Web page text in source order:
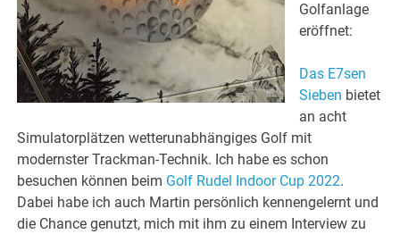
Golfanlage
eröffnet:
Das E7sen
Sieben bietet
an acht
Simulatorplätzen wetterunabhängiges Golf mit
modernster Trackman-Technik. Ich habe es schon
besuchen können beim Golf Rudel Indoor Cup 2022.
Dabei habe ich auch Martin persönlich kennengelernt und
die Chance genutzt, mich mit ihm zu einem Interview zu